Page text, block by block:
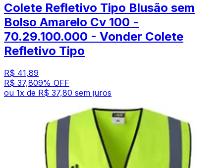
Colete Refletivo Tipo Blusão sem
Bolso Amarelo Cv 100 -
70.29.100.000 - Vonder Colete
Refletivo Tipo
R$ 41,89
R$ 37,809% OFF
ou 1x de R$ 37,80 sem juros